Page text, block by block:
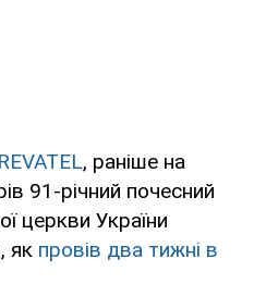
, раніше на
91-річний почесний
церкви України
як провів два тижні в